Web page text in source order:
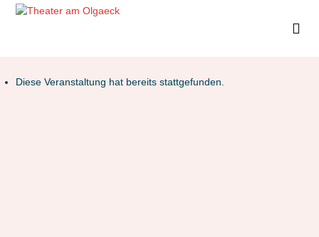
Diese Veranstaltung hat bereits stattgefunden.